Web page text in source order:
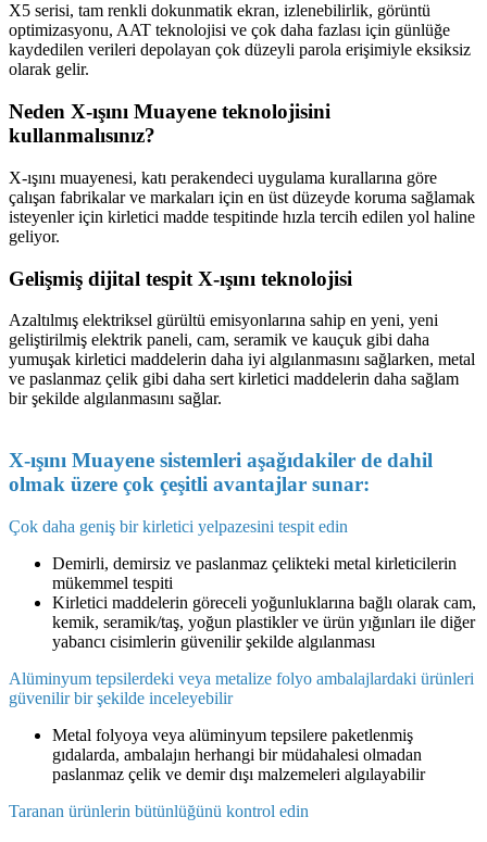
X5 serisi, tam renkli dokunmatik ekran, izlenebilirlik, görüntü
optimizasyonu, AAT teknolojisi ve çok daha fazlası için günlüğe
kaydedilen verileri depolayan çok düzeyli parola erişimiyle eksiksiz
olarak gelir.
Neden X-ışını Muayene teknolojisini
kullanmalısınız?
X-ışını muayenesi, katı perakendeci uygulama kurallarına göre
çalışan fabrikalar ve markaları için en üst düzeyde koruma sağlamak
isteyenler için kirletici madde tespitinde hızla tercih edilen yol haline
geliyor.
Gelişmiş dijital tespit X-ışını teknolojisi
Azaltılmış elektriksel gürültü emisyonlarına sahip en yeni, yeni
geliştirilmiş elektrik paneli, cam, seramik ve kauçuk gibi daha
yumuşak kirletici maddelerin daha iyi algılanmasını sağlarken, metal
ve paslanmaz çelik gibi daha sert kirletici maddelerin daha sağlam
bir şekilde algılanmasını sağlar.
X-ışını Muayene sistemleri aşağıdakiler de dahil
olmak üzere çok çeşitli avantajlar sunar:
Çok daha geniş bir kirletici yelpazesini tespit edin
Demirli, demirsiz ve paslanmaz çelikteki metal kirleticilerin
mükemmel tespiti
Kirletici maddelerin göreceli yoğunluklarına bağlı olarak cam,
kemik, seramik/taş, yoğun plastikler ve ürün yığınları ile diğer
yabancı cisimlerin güvenilir şekilde algılanması
Alüminyum tepsilerdeki veya metalize folyo ambalajlardaki ürünleri
güvenilir bir şekilde inceleyebilir
Metal folyoya veya alüminyum tepsilere paketlenmiş
gıdalarda, ambalajın herhangi bir müdahalesi olmadan
paslanmaz çelik ve demir dışı malzemeleri algılayabilir
Taranan ürünlerin bütünlüğünü kontrol edin